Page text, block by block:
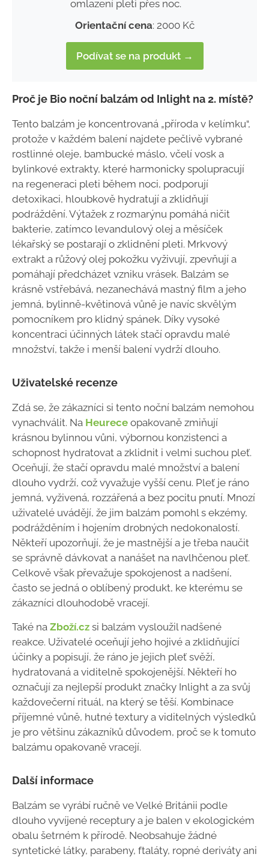
omlazení pleti přes noc.
Orientační cena: 2000 Kč
Podívat se na produkt →
Proč je Bio noční balzám od Inlight na 2. místě?
Tento balzám je koncentrovaná „příroda v kelímku“,
protože v každém balení najdete pečlivě vybrané
rostlinné oleje, bambucké máslo, včelí vosk a
bylinkové extrakty, které harmonicky spolupracují
na regeneraci pleti během noci, podporují
detoxikaci, hloubkově hydratují a zklidňují
podráždění. Výtažek z rozmarýnu pomáhá ničit
bakterie, zatímco levandulový olej a měsíček
lékařský se postarají o zklidnění pleti. Mrkvový
extrakt a růžový olej pokožku vyživují, zpevňují a
pomáhají předcházet vzniku vrásek. Balzám se
krásně vstřebává, nezanechává mastný film a jeho
jemná, bylinně-květinová vůně je navíc skvělým
pomocníkem pro klidný spánek. Díky vysoké
koncentraci účinných látek stačí opravdu malé
množství, takže i menší balení vydrží dlouho.
Uživatelské recenze
Zdá se, že zákazníci si tento noční balzám nemohou
vynachválit. Na Heurece opakovaně zmiňují
krásnou bylinnou vůni, výbornou konzistenci a
schopnost hydratovat a zklidnit i velmi suchou pleť.
Oceňují, že stačí opravdu malé množství a balení
dlouho vydrží, což vyvažuje vyšší cenu. Pleť je ráno
jemná, vyživená, rozzářená a bez pocitu pnutí. Mnozí
uživatelé uvádějí, že jim balzám pomohl s ekzémy,
podrážděním i hojením drobných nedokonalostí.
Někteří upozorňují, že je mastnější a je třeba naučit
se správně dávkovat a nanášet na navlhčenou pleť.
Celkově však převažuje spokojenost a nadšení,
často se jedná o oblíbený produkt, ke kterému se
zákazníci dlouhodobě vracejí.
Také na Zboží.cz si balzám vysloužil nadšené
reakce. Uživatelé oceňují jeho hojivé a zklidňující
účinky a popisují, že ráno je jejich pleť svěží,
hydratovaná a viditelně spokojenější. Někteří ho
označují za nejlepší produkt značky Inlight a za svůj
každovečerní rituál, na který se těší. Kombinace
příjemné vůně, hutné textury a viditelných výsledků
je pro většinu zákazníků důvodem, proč se k tomuto
balzámu opakovaně vracejí.
Další informace
Balzám se vyrábí ručně ve Velké Británii podle
dlouho vyvíjené receptury a je balen v ekologickém
obalu šetrném k přírodě. Neobsahuje žádné
syntetické látky, parabeny, ftaláty, ropné deriváty ani